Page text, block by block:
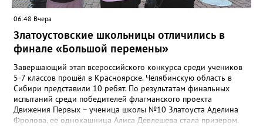
06:48 Вчера
Златоустовские школьницы отличились в
финале «Большой перемены»
Завершающий этап всероссийского конкурса среди учеников
5-7 классов прошёл в Красноярске. Челябинскую область в
Сибири представили 10 ребят. По результатам финальных
испытаний среди победителей флагманского проекта
Движения Первых – ученица школы №10 Златоуста Аделина
Фролова, её однокашница Алиса Девлешева стала призёром.